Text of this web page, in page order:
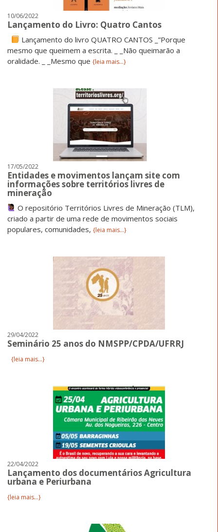
10/06/2022
Lançamento do Livro: Quatro Cantos
Lançamento do livro QUATRO CANTOS _”Porque
mesmo que queimem a escrita. _ _Não queimarão a
oralidade. _ _Mesmo que {leia mais...}
17/05/2022
Entidades e movimentos lançam site com
informações sobre territórios livres de
mineração
O repositório Territórios Livres de Mineração (TLM),
criado a partir de uma rede de movimentos sociais
populares, comunidades, {leia mais...}
29/04/2022
Seminário 25 anos do NMSPP/CPDA/UFRRJ
{leia mais...}
22/04/2022
Lançamento dos documentários Agricultura
urbana e Periurbana
{leia mais...}